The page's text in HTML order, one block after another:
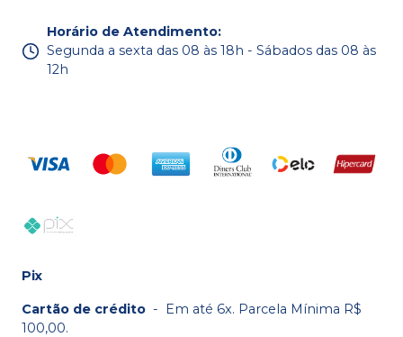
Horário de Atendimento:
Segunda a sexta das 08 às 18h - Sábados das 08 às
12h
Pix
Cartão de crédito - Em até 6x. Parcela Mínima R$
100,00.